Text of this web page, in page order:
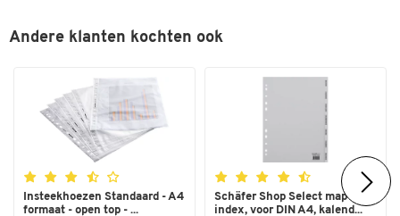
Andere klanten kochten ook
Insteekhoezen Standaard - A4
formaat - open top - ...
Schäfer Shop Select map
index, voor DIN A4, kalend...